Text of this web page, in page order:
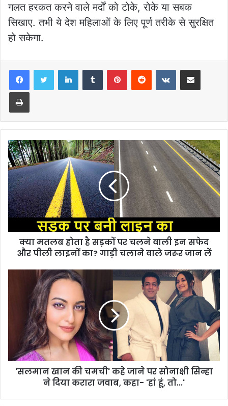
गलत हरकत करने वाले मर्दों को टोके, रोके या सबक
सिखाए. तभी ये देश महिलाओं के लिए पूर्ण तरीके से सुरक्षित
हो सकेगा.
LinkedInTumblr PinterestReddit VKontakteShare via Email
Print
क्या मतलब होता है सड़कों पर चलने वाली इन सफेद
और पीली लाइनों का? गाड़ी चलाने वाले जरूर जान लें
'सलमान खान की चमची' कहे जाने पर सोनाक्षी सिन्हा
ने दिया करारा जवाब, कहा- 'हां हूं, तो...'